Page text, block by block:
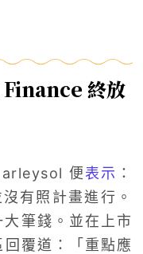
Finance 終放
便表示 ：
有照計畫進行。
筆錢。並在上市
回覆道：「重點應